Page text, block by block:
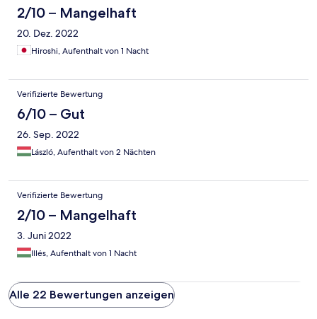
2/10 – Mangelhaft
20. Dez. 2022
Hiroshi, Aufenthalt von 1 Nacht
Verifizierte Bewertung
6/10 – Gut
26. Sep. 2022
László, Aufenthalt von 2 Nächten
Verifizierte Bewertung
2/10 – Mangelhaft
3. Juni 2022
Illés, Aufenthalt von 1 Nacht
Alle 22 Bewertungen anzeigen